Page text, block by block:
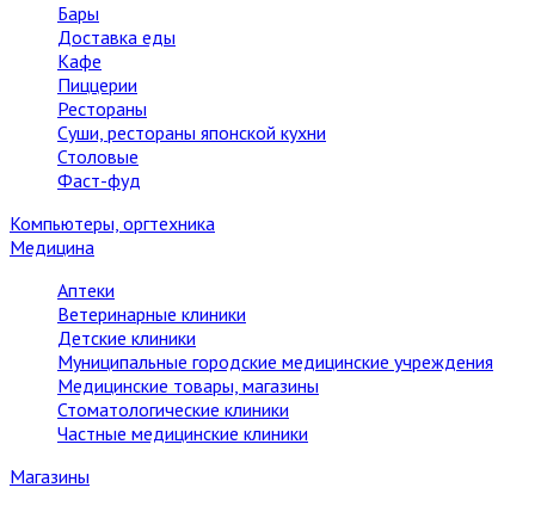
Бары
Доставка еды
Кафе
Пиццерии
Рестораны
Суши, рестораны японской кухни
Столовые
Фаст-фуд
Компьютеры, оргтехника
Медицина
Аптеки
Ветеринарные клиники
Детские клиники
Муниципальные городские медицинские учреждения
Медицинские товары, магазины
Стоматологические клиники
Частные медицинские клиники
Магазины